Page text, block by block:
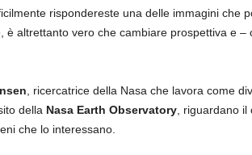
rispondereste una delle immagini che
altrettanto vero che cambiare prospettiva e
, ricercatrice della Nasa che lavora come
della Nasa Earth Observatory, riguardano il
che lo interessano.